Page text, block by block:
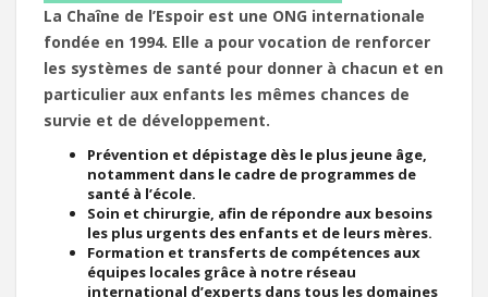
La Chaîne de l’Espoir est une ONG internationale
fondée en 1994. Elle a pour vocation de renforcer
les systèmes de santé pour donner à chacun et en
particulier aux enfants les mêmes chances de
survie et de développement.
Prévention et dépistage dès le plus jeune âge,
notamment dans le cadre de programmes de
santé à l’école.
Soin et chirurgie, afin de répondre aux besoins
les plus urgents des enfants et de leurs mères.
Formation et transferts de compétences aux
équipes locales grâce à notre réseau
international d’experts dans tous les domaines